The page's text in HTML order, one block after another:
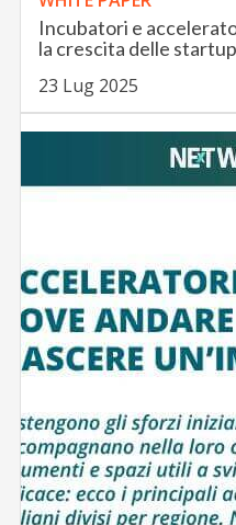
Incubatori e
la crescita delle startup
23 Lug 2025